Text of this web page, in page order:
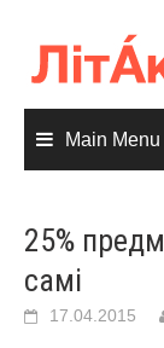
content
Main Menu
25%
самі
17.04.2015